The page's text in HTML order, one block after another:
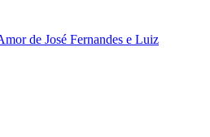
de José Fernandes e Luiz